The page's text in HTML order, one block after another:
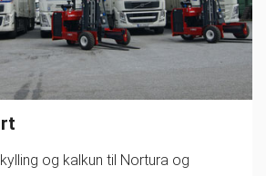
og kalkun til Nortura og